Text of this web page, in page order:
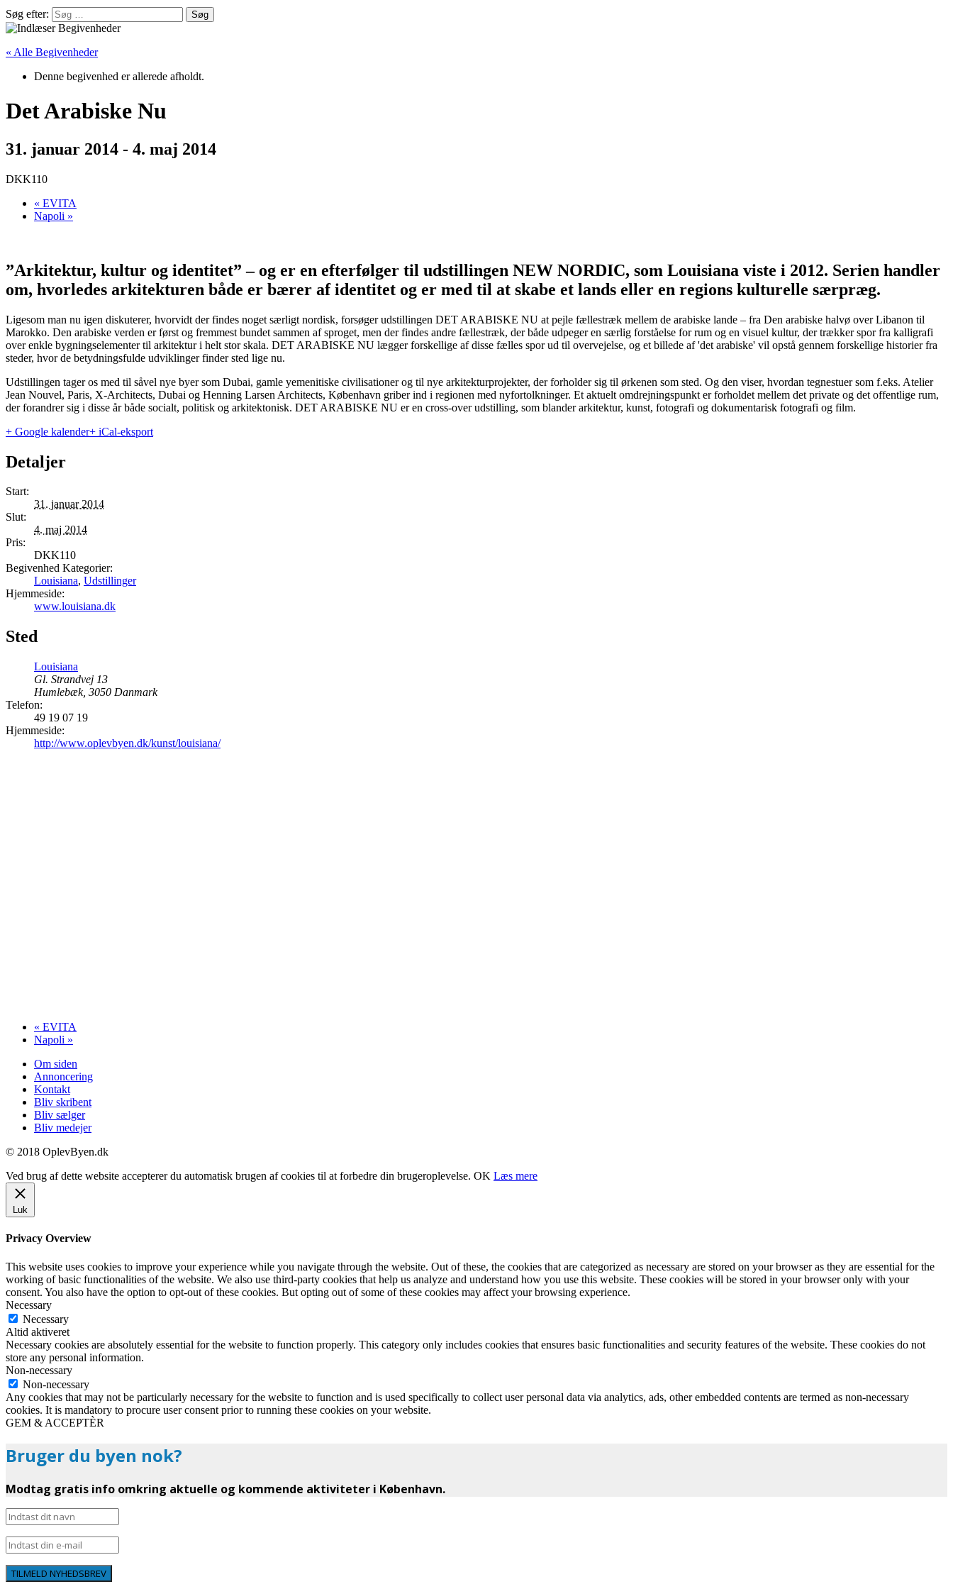
Søg efter:
« Alle Begivenheder
Denne begivenhed er allerede afholdt.
Det Arabiske Nu
31. januar 2014 - 4. maj 2014
DKK110
« EVITA
Napoli »
”Arkitektur, kultur og identitet” – og er en efterfølger til udstillingen NEW NORDIC, som Louisiana viste i 2012. Serien handler
om, hvorledes arkitekturen både er bærer af identitet og er med til at skabe et lands eller en regions kulturelle særpræg.
Ligesom man nu igen diskuterer, hvorvidt der findes noget særligt nordisk, forsøger udstillingen DET ARABISKE NU at pejle fællestræk mellem de arabiske lande – fra Den arabiske halvø over Libanon til
Marokko. Den arabiske verden er først og fremmest bundet sammen af sproget, men der findes andre fællestræk, der både udpeger en særlig forståelse for rum og en visuel kultur, der trækker spor fra kalligrafi
over enkle bygningselementer til arkitektur i helt stor skala. DET ARABISKE NU lægger forskellige af disse fælles spor ud til overvejelse, og et billede af 'det arabiske' vil opstå gennem forskellige historier fra
steder, hvor de betydningsfulde udviklinger finder sted lige nu.
Udstillingen tager os med til såvel nye byer som Dubai, gamle yemenitiske civilisationer og til nye arkitekturprojekter, der forholder sig til ørkenen som sted. Og den viser, hvordan tegnestuer som f.eks. Atelier
Jean Nouvel, Paris, X-Architects, Dubai og Henning Larsen Architects, København griber ind i regionen med nyfortolkninger. Et aktuelt omdrejningspunkt er forholdet mellem det private og det offentlige rum,
der forandrer sig i disse år både socialt, politisk og arkitektonisk. DET ARABISKE NU er en cross-over udstilling, som blander arkitektur, kunst, fotografi og dokumentarisk fotografi og film.
+ Google kalender+ iCal-eksport
Detaljer
Start:
31. januar 2014
Slut:
4. maj 2014
Pris:
DKK110
Begivenhed Kategorier:
Louisiana, Udstillinger
Hjemmeside:
www.louisiana.dk
Sted
Louisiana
Gl. Strandvej 13
Humlebæk, 3050 Danmark
Telefon:
49 19 07 19
Hjemmeside:
http://www.oplevbyen.dk/kunst/louisiana/
« EVITA
Napoli »
Om siden
Annoncering
Kontakt
Bliv skribent
Bliv sælger
Bliv medejer
© 2018 OplevByen.dk
Ved brug af dette website accepterer du automatisk brugen af cookies til at forbedre din brugeroplevelse. OK Læs mere
Luk
Privacy Overview
This website uses cookies to improve your experience while you navigate through the website. Out of these, the cookies that are categorized as necessary are stored on your browser as they are essential for the
working of basic functionalities of the website. We also use third-party cookies that help us analyze and understand how you use this website. These cookies will be stored in your browser only with your
consent. You also have the option to opt-out of these cookies. But opting out of some of these cookies may affect your browsing experience.
Necessary
Necessary
Altid aktiveret
Necessary cookies are absolutely essential for the website to function properly. This category only includes cookies that ensures basic functionalities and security features of the website. These cookies do not
store any personal information.
Non-necessary
Non-necessary
Any cookies that may not be particularly necessary for the website to function and is used specifically to collect user personal data via analytics, ads, other embedded contents are termed as non-necessary
cookies. It is mandatory to procure user consent prior to running these cookies on your website.
GEM & ACCEPTÈR
Bruger du byen nok?
Modtag gratis info omkring aktuelle og kommende aktiviteter i København.
TILMELD NYHEDSBREV